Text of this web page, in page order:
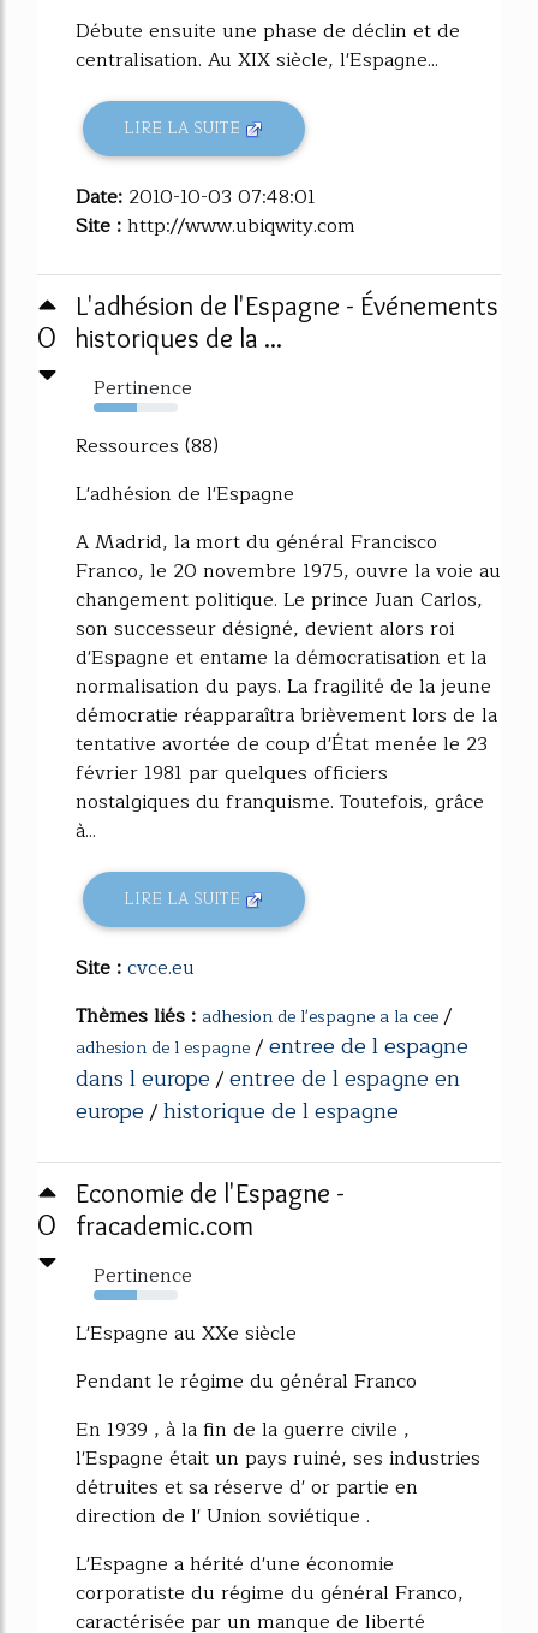
Débute ensuite une phase de déclin et de
centralisation. Au XIX siècle, l'Espagne...
LIRE LA SUITE
Date: 2010-10-03 07:48:01
Site :http://www.ubiqwity.com
0
L'adhésion de l'Espagne - Événements
historiques de la ...
Pertinence
51%
Ressources (88)
L'adhésion de l'Espagne
A Madrid, la mort du général Francisco
Franco, le 20 novembre 1975, ouvre la voie au
changement politique. Le prince Juan Carlos,
son successeur désigné, devient alors roi
d'Espagne et entame la démocratisation et la
normalisation du pays. La fragilité de la jeune
démocratie réapparaîtra brièvement lors de la
tentative avortée de coup d'État menée le 23
février 1981 par quelques officiers
nostalgiques du franquisme. Toutefois, grâce
à...
LIRE LA SUITE
Site :cvce.eu
Thèmes liés : adhesion de l'espagne a la cee/
adhesion de l espagne/entree de l espagne
dans l europe/entree de l espagne en
europe/historique de l espagne
0
Economie de l'Espagne -
fracademic.com
Pertinence
51%
L'Espagne au XXe siècle
Pendant le régime du général Franco
En 1939 , à la fin de la guerre civile ,
l'Espagne était un pays ruiné, ses industries
détruites et sa réserve d' or partie en
direction de l' Union soviétique .
L'Espagne a hérité d'une économie
corporatiste du régime du général Franco,
caractérisée par un manque de liberté